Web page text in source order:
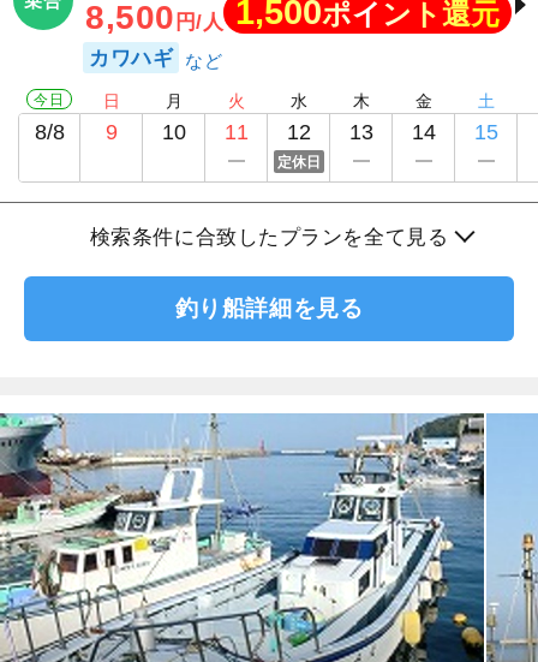
8,500 円/人 1,500ポイント還元
カワハギ
今日
8/8
日
9
月
10
火
11
水
12
定休日
木
13
金
14
土
15
検索条件に合致したプランを全て見る
釣り船詳細を見る